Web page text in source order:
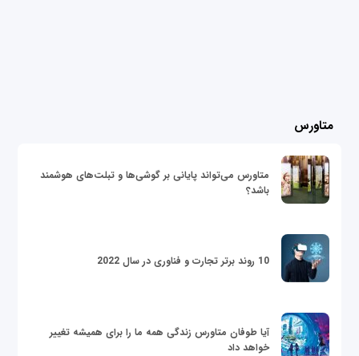
متاورس
متاورس می‌تواند پایانی بر گوشی‌ها و تبلت‌های هوشمند
باشد؟
10 روند برتر تجارت و فناوری در سال 2022
آیا طوفان متاورس زندگی همه ما را برای همیشه تغییر
خواهد داد